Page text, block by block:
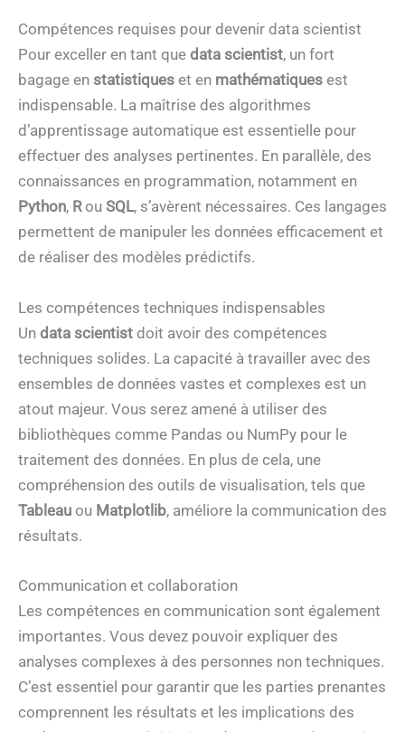
Compétences requises pour devenir data scientist
Pour exceller en tant que data scientist, un fort
bagage en statistiques et en mathématiques est
indispensable. La maîtrise des algorithmes
d’apprentissage automatique est essentielle pour
effectuer des analyses pertinentes. En parallèle, des
connaissances en programmation, notamment en
Python, Rou SQL, s’avèrent nécessaires. Ces langages
permettent de manipuler les données efficacement et
de réaliser des modèles prédictifs.
Les compétences techniques indispensables
Un data scientist doit avoir des compétences
techniques solides. La capacité à travailler avec des
ensembles de données vastes et complexes est un
atout majeur. Vous serez amené à utiliser des
bibliothèques comme Pandas ou NumPy pour le
traitement des données. En plus de cela, une
compréhension des outils de visualisation, tels que
Tableau ou Matplotlib, améliore la communication des
résultats.
Communication et collaboration
Les compétences en communication sont également
importantes. Vous devez pouvoir expliquer des
analyses complexes à des personnes non techniques.
C’est essentiel pour garantir que les parties prenantes
comprennent les résultats et les implications des